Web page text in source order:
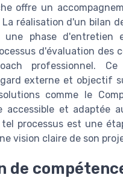
offre un
réalisation d'un bilan
une phase d'entretien
d'évaluation des
professionnel.
externe et objectif
comme le
et adaptée
processus est une
vision claire de son
de